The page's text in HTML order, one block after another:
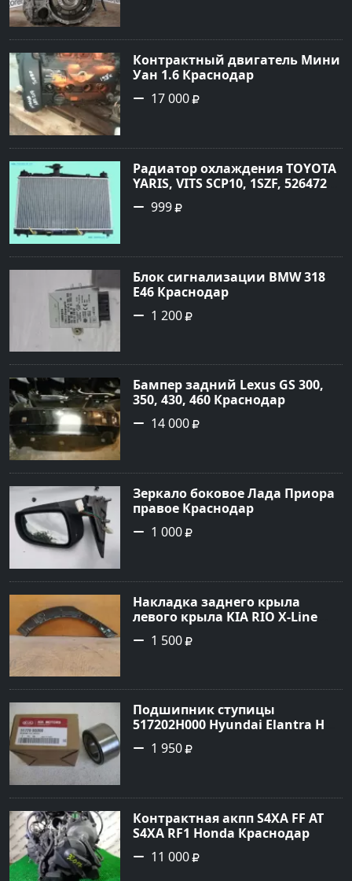
Контрактный двигатель Мини
Уан 1.6 Краснодар
17 000
Радиатор охлаждения TOYOTA
YARIS, VITS SCP10, 1SZF, 5264720
Краснодар
999
Блок сигнализации BMW 318
E46 Краснодар
1 200
Бампер задний Lexus GS 300,
350, 430, 460 Краснодар
14 000
Зеркало боковое Лада Приора
правое Краснодар
1 000
Накладка заднего крыла
левого крыла KIA RIO X-Line
(расширитель задний левый)
Краснодар
1 500
Подшипник ступицы
517202H000 Hyundai Elantra HD
передней Краснодар
1 950
Контрактная акпп S4XA FF AT
S4XA RF1 Honda Краснодар
11 000